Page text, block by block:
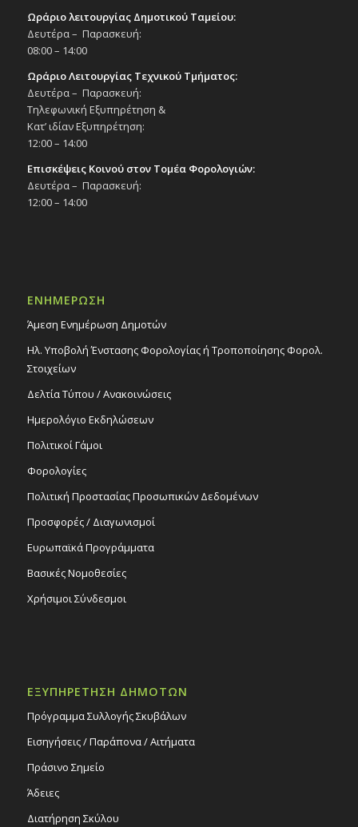
Ωράριο λειτουργίας Δημοτικού Ταμείου:
Δευτέρα – Παρασκευή:
08:00 – 14:00
Ωράριο Λειτουργίας Τεχνικού Τμήματος:
Δευτέρα – Παρασκευή:
Τηλεφωνική Εξυπηρέτηση &
Κατ’ ιδίαν Εξυπηρέτηση:
12:00 – 14:00
Επισκέψεις Κοινού στον Τομέα Φορολογιών:
Δευτέρα – Παρασκευή:
12:00 – 14:00
ΕΝΗΜΕΡΩΣΗ
Άμεση Ενημέρωση Δημοτών
Ηλ. Υποβολή Ένστασης Φορολογίας ή Τροποποίησης Φορολ.
Στοιχείων
Δελτία Τύπου / Ανακοινώσεις
Ημερολόγιο Εκδηλώσεων
Πολιτικοί Γάμοι
Φορολογίες
Πολιτική Προστασίας Προσωπικών Δεδομένων
Προσφορές / Διαγωνισμοί
Ευρωπαϊκά Προγράμματα
Βασικές Νομοθεσίες
Χρήσιμοι Σύνδεσμοι
ΕΞΥΠΗΡΕΤΗΣΗ ΔΗΜΟΤΩΝ
Πρόγραμμα Συλλογής Σκυβάλων
Εισηγήσεις / Παράπονα / Αιτήματα
Πράσινο Σημείο
Άδειες
Διατήρηση Σκύλου